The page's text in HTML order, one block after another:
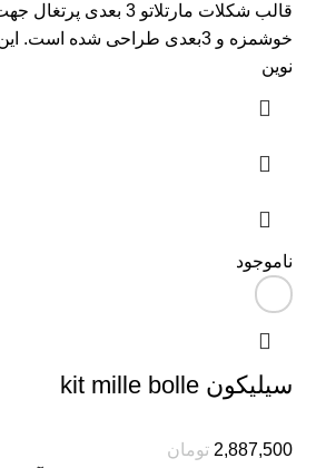
قالب شکلات مارتلاتو 3
خوشمزه و 3بعدی طراحی شده
نوین
ناموجود
سیلیکون kit mille bolle
2,887,500 تومان